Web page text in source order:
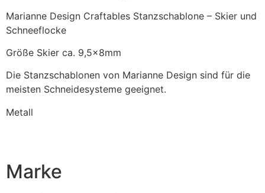
Marianne Design Craftables Stanzschablone – Skier und
Schneeflocke
Größe Skier ca. 9,5x8mm
Die Stanzschablonen von Marianne Design sind für die
meisten Schneidesysteme geeignet.
Metall
Marke